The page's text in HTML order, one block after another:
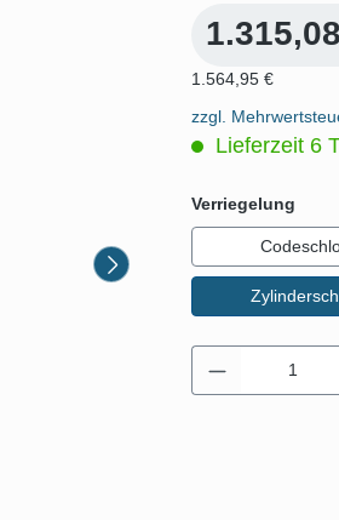
1.564,95 €
zzgl.
Lieferzeit 6
Verriegelung
Produkt